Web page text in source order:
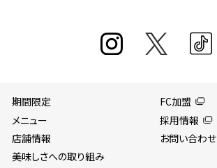
期間限定
メニュー
店舗情報
美味しさへの取り組み
FC加盟
採用情報
お問い合わせ